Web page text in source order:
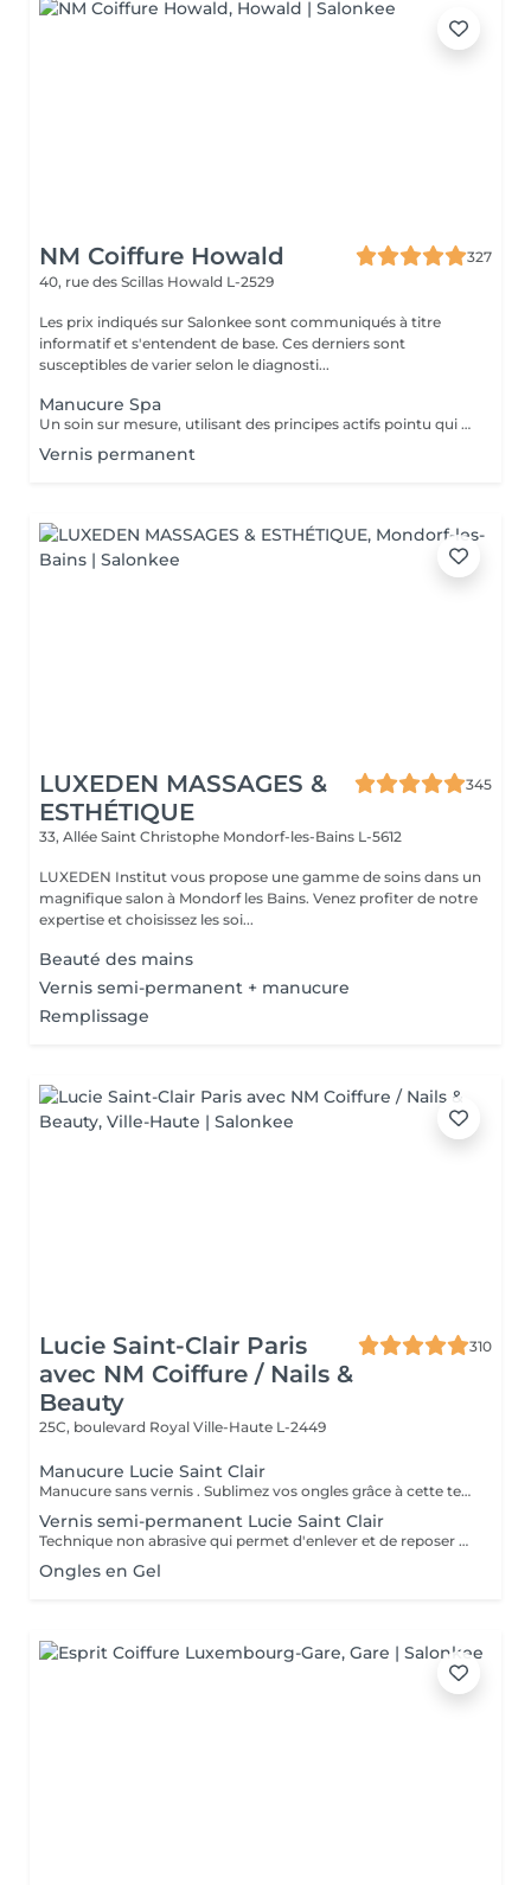
NM Coiffure Howald
327
40, rue des Scillas Howald L-2529
Les prix indiqués sur Salonkee sont communiqués à titre
informatif et s'entendent de base. Ces derniers sont
susceptibles de varier selon le diagnosti...
Manucure Spa
Un soin sur mesure, utilisant des principes actifs pointu qui vous aidera a la restructuration de vos mains ainsi que vos ongles. Une combination parfaite entre exfoliation et masque pour retrouver éclat et hydratation durable .
Vernis permanent
LUXEDEN MASSAGES &
ESTHÉTIQUE
345
33, Allée Saint Christophe Mondorf-les-Bains L-5612
LUXEDEN Institut vous propose une gamme de soins dans un
magnifique salon à Mondorf les Bains. Venez profiter de notre
expertise et choisissez les soi...
Beauté des mains
Vernis semi-permanent + manucure
Remplissage
Lucie Saint-Clair Paris
avec NM Coiffure / Nails &
Beauty
310
25C, boulevard Royal Ville-Haute L-2449
Manucure Lucie Saint Clair
Manucure sans vernis . Sublimez vos ongles grâce à cette technique naturelle qui comprend une mise en forme, une élimination tout en douceur de la cuticule. Les ongles retrouvent leur éclat naturel . Manucure avec vernis. Sublimez vos ongles grâce à cette technique naturelle qui comprend une mise en forme, une élimination tout en douceur de la cuticule. Finition complète et impeccable grâce a la pose de vernis.
Vernis semi-permanent Lucie Saint Clair
Technique non abrasive qui permet d'enlever et de reposer en douceur votre semi-permanent. Tenue ,brillance impeccable
Ongles en Gel